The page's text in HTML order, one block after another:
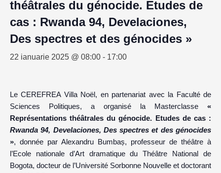
théâtrales du génocide. Etudes de
cas : Rwanda 94, Develaciones,
Des spectres et des génocides »
22 ianuarie 2025 @ 08:00 - 17:00
Le CEREFREA Villa Noël, en partenariat avec la Faculté de
Sciences Politiques, a organisé la Masterclasse «
Représentations théâtrales du génocide. Etudes de cas :
Rwanda 94, Develaciones, Des spectres et des génocides
», donnée par Alexandru Bumbaș, professeur de théâtre à
l’Ecole nationale d’Art dramatique du Théâtre National de
Bogota, docteur de l’Université Sorbonne Nouvelle et doctorant